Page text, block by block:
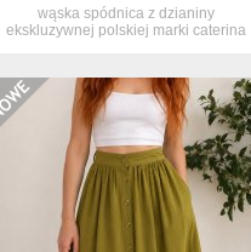
wąska spódnica z dzianiny
ekskluzywnej polskiej marki caterina